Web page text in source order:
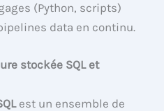
(Python, scripts)
data en continu.
stockée SQL et
est un ensemble de